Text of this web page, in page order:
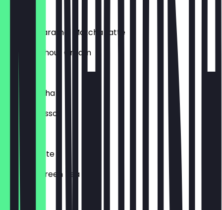
Schoko/Caramel Matcha Latte
with or without Cream
Dirty Matcha
with Espresso
€ 5,40
Hojicha Latte
Roasted Green Tea
€ 4,70